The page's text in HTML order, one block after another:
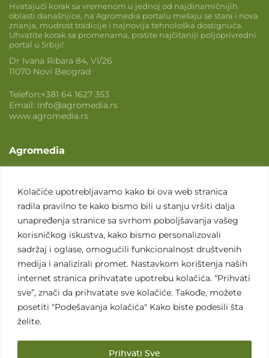
Kolačiće upotrebljavamo kako bi ova web stranica
radila pravilno te kako bismo bili u stanju vršiti dalja
unapređenja stranice sa svrhom poboljšavanja vašeg
korisničkog iskustva, kako bismo personalizovali
sadržaj i oglase, omogućili funkcionalnost društvenih
medija i analizirali promet. Nastavkom korištenja naših
internet stranica prihvatate upotrebu kolačića. “Prihvati
sve”, znači da prihvatate sve kolačiće. Takođe, možete
posetiti "Podešavanja kolačića" Kako biste podesili šta
želite.
Prihvati Sve
Hvatajući korak sa vremenom u jednoj od najdinamičnijih
oblasti današnjice, na Agromedia portalu mešaju se stara i nova
znanja, mudrost tradicije i najnovija tehnološka dostignuća.
Uhvatite korak sa promenama, pratite najčitaniji poljoprivredni
portal u Srbiji!
Dr Ivana Ribara 84, VI/26
11070 Novi Beograd
Telefon:+381 64 1627 353
Email: info@agromedia.rs
www.agromedia.rs
Agromedia
Svet poljoprivrede
Marketing usluge
Tražimo saradnike
Kontakt
Kontakt